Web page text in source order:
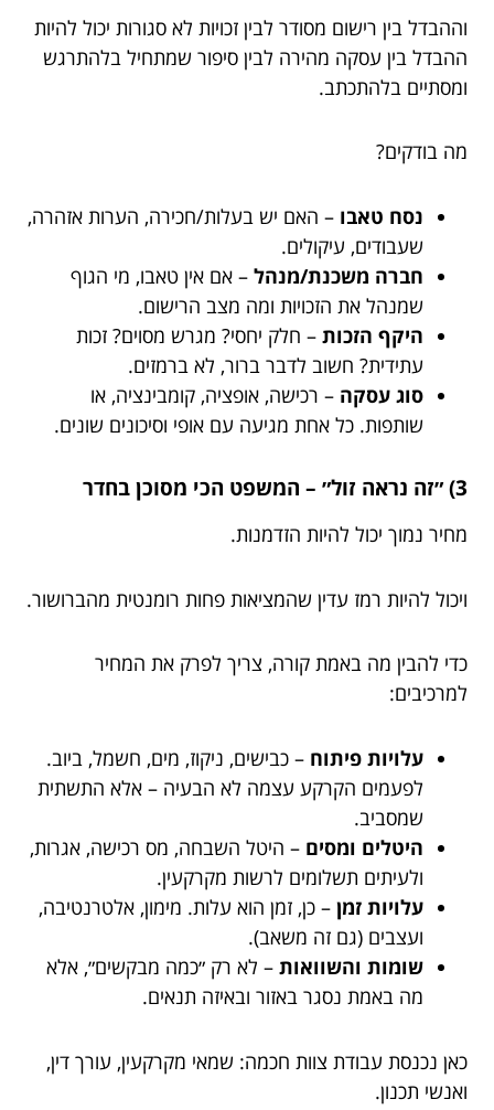
וההבדל בין רישום מסודר לבין זכויות לא סגורות יכול להיות
ההבדל בין עסקה מהירה לבין סיפור שמתחיל בלהתרגש
ומסתיים בלהתכתב.
מה בודקים?
נסח טאבו – האם יש בעלות/חכירה, הערות אזהרה,
שעבודים, עיקולים.
חברה משכנת/מנהל – אם אין טאבו, מי הגוף
שמנהל את הזכויות ומה מצב הרישום.
היקף הזכות – חלק יחסי? מגרש מסוים? זכות
עתידית? חשוב לדבר ברור, לא ברמזים.
סוג עסקה – רכישה, אופציה, קומבינציה, או
שותפות. כל אחת מגיעה עם אופי וסיכונים שונים.
3) ״זה נראה זול״ – המשפט הכי מסוכן בחדר
מחיר נמוך יכול להיות הזדמנות.
ויכול להיות רמז עדין שהמציאות פחות רומנטית מהברושור.
כדי להבין מה באמת קורה, צריך לפרק את המחיר
למרכיבים:
עלויות פיתוח – כבישים, ניקוז, מים, חשמל, ביוב.
לפעמים הקרקע עצמה לא הבעיה – אלא התשתית
שמסביב.
היטלים ומסים – היטל השבחה, מס רכישה, אגרות,
ולעיתים תשלומים לרשות מקרקעין.
עלויות זמן – כן, זמן הוא עלות. מימון, אלטרנטיבה,
ועצבים (גם זה משאב).
שומות והשוואות – לא רק ״כמה מבקשים״, אלא
מה באמת נסגר באזור ובאיזה תנאים.
כאן נכנסת עבודת צוות חכמה: שמאי מקרקעין, עורך דין,
ואנשי תכנון.